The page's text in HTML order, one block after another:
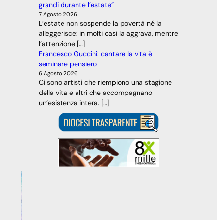
grandi durante l’estate”
7 Agosto 2026
L’estate non sospende la povertà né la
alleggerisce: in molti casi la aggrava, mentre
l’attenzione […]
Francesco Guccini: cantare la vita è
seminare pensiero
6 Agosto 2026
Ci sono artisti che riempiono una stagione
della vita e altri che accompagnano
un’esistenza intera. […]